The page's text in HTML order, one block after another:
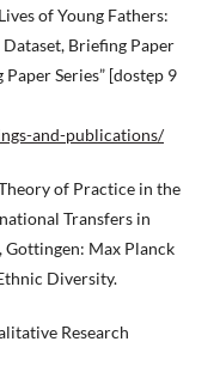
of Young Fathers:
Briefing Paper
Series” [dostęp 9
and-publications/
of Practice in the
Transfers in
Gottingen: Max Planck
Diversity.
Research